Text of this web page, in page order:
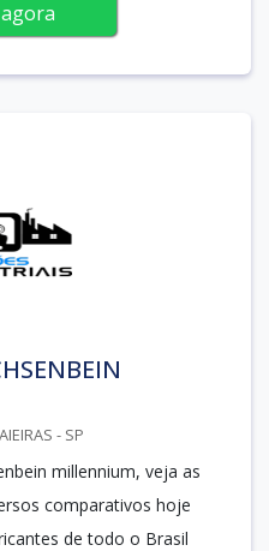
- SP
millennium, veja as
comparativos hoje
de todo o Brasil